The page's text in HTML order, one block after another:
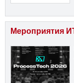
Мероприятия